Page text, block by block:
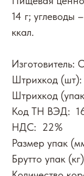
14 г; углеводы
ккал.
Штрихкод
Штрихкод
Код ТН ВЭД:
НДС: 22%
Размер упак
Брутто упак